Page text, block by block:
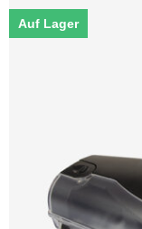
Auf Lager